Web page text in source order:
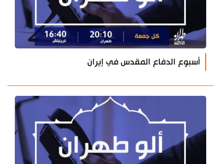
أسبوع الدفاع المقدس في إيران